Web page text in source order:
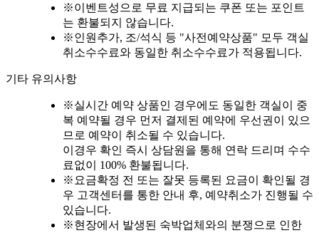
※이벤트성으로 무료 지급되는 쿠폰 또는 포인트
는 환불되지 않습니다.
※인원추가, 조/석식 등 "사전예약상품" 모두 객실
취소수수료와 동일한 취소수수료가 적용됩니다.
기타 유의사항
※실시간 예약 상품인 경우에도 동일한 객실이 중
복 예약될 경우 먼저 결제된 예약에 우선권이 있으
므로 예약이 취소될 수 있습니다.
이경우 확인 즉시 상담원을 통해 연락 드리며 수수
료없이 100% 환불됩니다.
※요금확정 전 또는 잘못 등록된 요금이 확인될 경
우 고객센터를 통한 안내 후, 예약취소가 진행될 수
있습니다.
※현장에서 발생된 숙박업체와의 분쟁으로 인한